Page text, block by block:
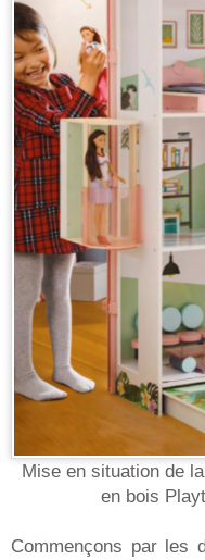
Mise en situation de
en bois
Commençons par les